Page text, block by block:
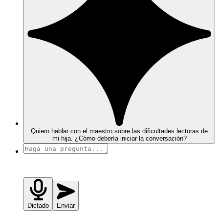
Quiero hablar con el maestro sobre las dificultades lectoras de
mi hija. ¿Cómo debería iniciar la conversación?
Dictado Enviar